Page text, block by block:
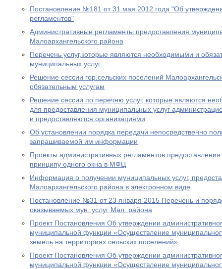
Постановление №181 от 31 мая 2012 года "Об
регламентов"
Административные регламенты предоставления
Малоархангельского района
Перечень услуг,которые являются необходимыми и
муниципальных услуг
Решение сессии гор.сельских поселений
обязательным услугам
Решение сессии по перечню услуг, которые являются
для предоставления муниципальных услуг
и предоставляются организациями
Об установлении порядка передачи непосредственно
запрашиваемой им информации
Проекты административных регламентов
принципу одного окна в МФЦ
Информация о получении муниципальных услуг,
Малоархангельского района в электронном виде
Постановление №31 от 23 января 2015 Перечень и
оказываемых мун. услуг Мал. района
Проект Постановления Об утверждении
муниципальной функции «Осуществление
земель на территориях сельских поселений»
Проект Постановления Об утверждении
муниципальной функции «Осуществление